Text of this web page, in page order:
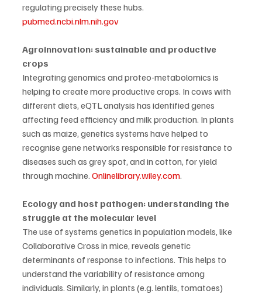
regulating precisely these hubs.
pubmed.ncbi.nlm.nih.gov
Agroinnovation: sustainable and productive
crops
Integrating genomics and proteo-metabolomics is
helping to create more productive crops. In cows with
different diets, eQTL analysis has identified genes
affecting feed efficiency and milk production. In plants
such as maize, genetics systems have helped to
recognise gene networks responsible for resistance to
diseases such as grey spot, and in cotton, for yield
through machine. Onlinelibrary.wiley.com.
Ecology and host pathogen: understanding the
struggle at the molecular level
The use of systems genetics in population models, like
Collaborative Cross in mice, reveals genetic
determinants of response to infections. This helps to
understand the variability of resistance among
individuals. Similarly, in plants (e.g. lentils, tomatoes)